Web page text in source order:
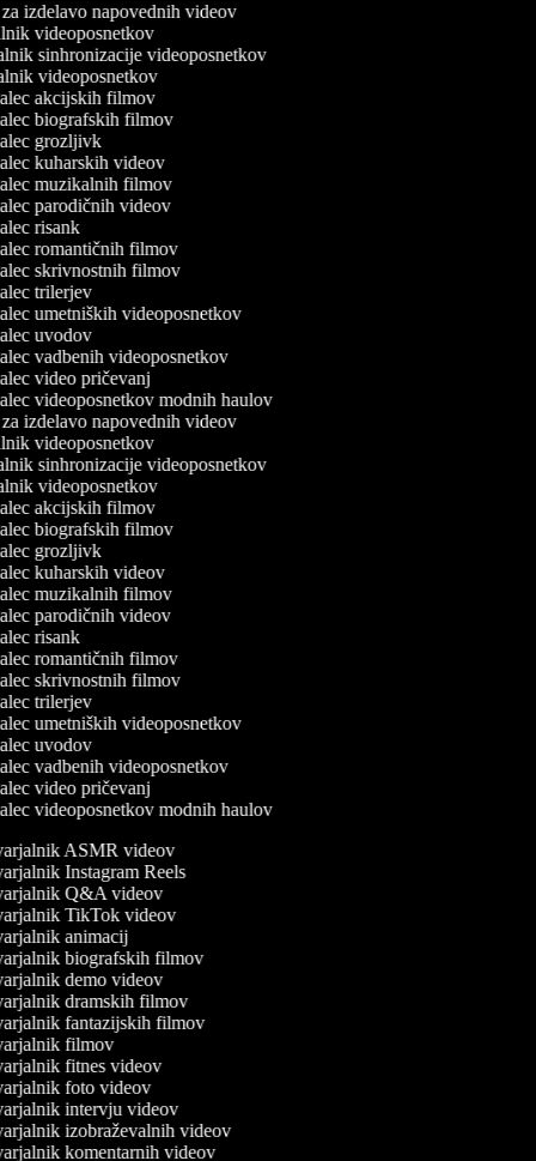
za izdelavo napovednih videov
videoposnetkov
sinhronizacije videoposnetkov
videoposnetkov
akcijskih filmov
biografskih filmov
grozljivk
kuharskih videov
muzikalnih filmov
parodičnih videov
risank
romantičnih filmov
skrivnostnih filmov
trilerjev
umetniških videoposnetkov
uvodov
vadbenih videoposnetkov
video pričevanj
videoposnetkov modnih haulov
za izdelavo napovednih videov
videoposnetkov
sinhronizacije videoposnetkov
videoposnetkov
akcijskih filmov
biografskih filmov
grozljivk
kuharskih videov
muzikalnih filmov
parodičnih videov
risank
romantičnih filmov
skrivnostnih filmov
trilerjev
umetniških videoposnetkov
uvodov
vadbenih videoposnetkov
video pričevanj
videoposnetkov modnih haulov
ASMR videov
Instagram Reels
Q&A videov
TikTok videov
animacij
biografskih filmov
demo videov
dramskih filmov
fantazijskih filmov
filmov
fitnes videov
foto videov
intervju videov
izobraževalnih videov
komentarnih videov